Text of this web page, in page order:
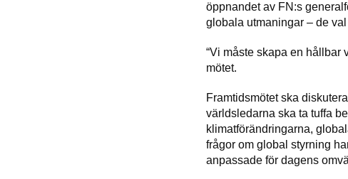
öppnandet av FN:s
globala utmaningar – de
“Vi måste skapa en hållbar
mötet.
Framtidsmötet ska
världsledarna ska ta tuffa
klimatförändringarna,
frågor om global styrning
anpassade för dagens